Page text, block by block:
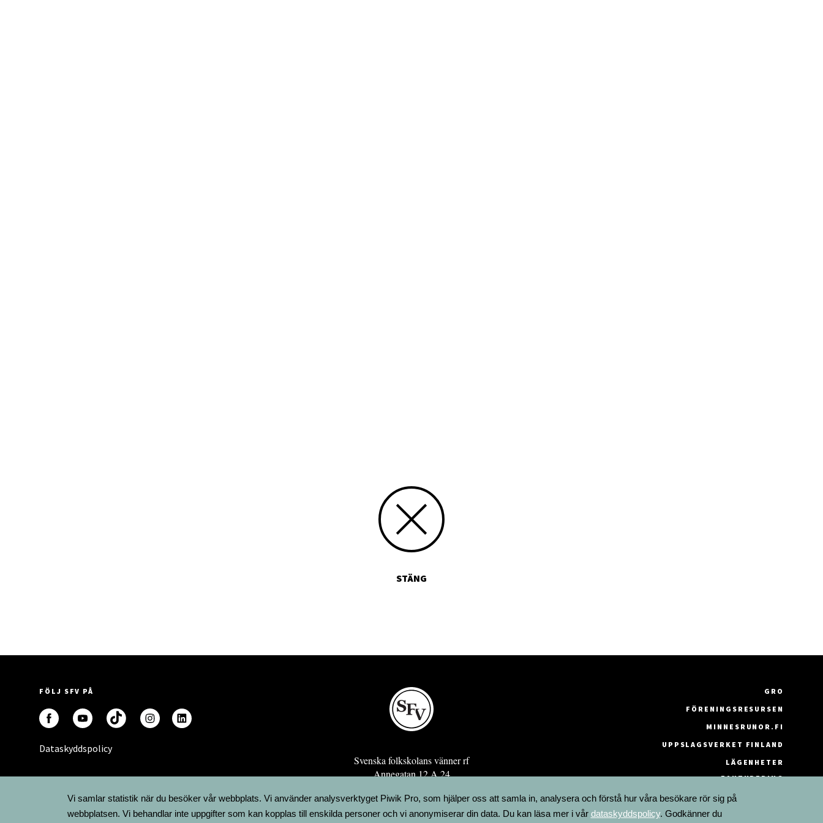
STÄNG
FÖLJ SFV PÅ
Dataskyddspolicy
Svenska folkskolans vänner rf
Annegatan 12 A 24
sfv@sfv.fi
GRO
FÖRENINGSRESURSEN
MINNESRUNOR.FI
UPPSLAGSVERKET FINLAND
LÄGENHETER
FAKTURERING
Vi samlar statistik när du besöker vår webbplats. Vi använder analysverktyget Piwik Pro, som hjälper oss att samla in, analysera och förstå hur våra besökare rör sig på
webbplatsen. Vi behandlar inte uppgifter som kan kopplas till enskilda personer och vi anonymiserar din data. Du kan läsa mer i vår dataskyddspolicy. Godkänner du